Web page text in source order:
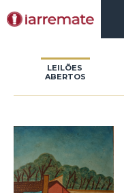
LEILÕES
ABERTOS